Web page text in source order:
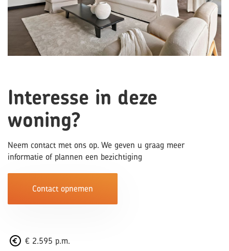
Interesse in deze
woning?
Neem contact met ons op. We geven u graag meer
informatie of plannen een bezichtiging
Contact opnemen
€ 2.595 p.m.